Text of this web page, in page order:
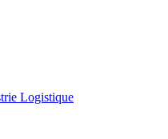
Logistique